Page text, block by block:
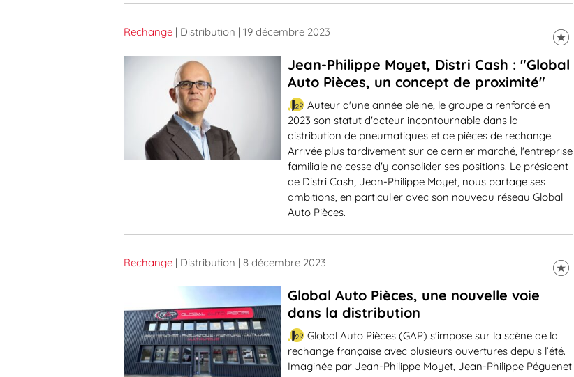
Rechange | Distribution | 19 décembre 2023
Jean-Philippe Moyet, Distri Cash : "Global
Auto Pièces, un concept de proximité"
Auteur d'une année pleine, le groupe a renforcé en
2023 son statut d'acteur incontournable dans la
distribution de pneumatiques et de pièces de rechange.
Arrivée plus tardivement sur ce dernier marché, l'entreprise
familiale ne cesse d'y consolider ses positions. Le président
de Distri Cash, Jean-Philippe Moyet, nous partage ses
ambitions, en particulier avec son nouveau réseau Global
Auto Pièces.
Rechange | Distribution | 8 décembre 2023
Global Auto Pièces, une nouvelle voie
dans la distribution
Global Auto Pièces (GAP) s'impose sur la scène de la
rechange française avec plusieurs ouvertures depuis l’été.
Imaginée par Jean-Philippe Moyet, Jean-Philippe Péguenet